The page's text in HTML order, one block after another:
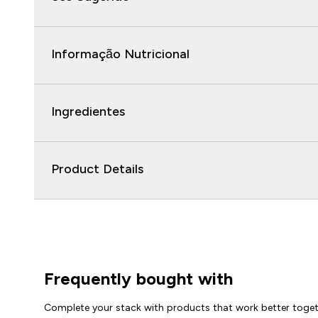
Informação Nutricional
Ingredientes
Product Details
Frequently bought with
Complete your stack with products that work better